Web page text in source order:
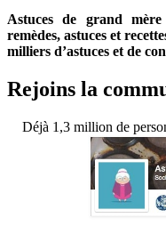
Astuces de grand
remèdes, astuces et
milliers d’astuces et de
Rejoins la
Déjà 1,3 million de